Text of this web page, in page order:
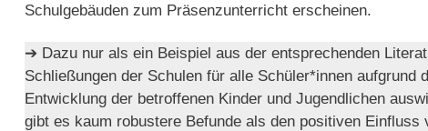
Schulgebäuden zum Präsenzunterricht erscheinen.
➔ Dazu nur als ein Beispiel aus der entsprechenden
Schließungen der Schulen für alle Schüler*innen aufgrund
Entwicklung der betroffenen Kinder und Jugendlichen
gibt es kaum robustere Befunde als den positiven